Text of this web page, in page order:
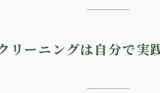
リーニングは自分で実